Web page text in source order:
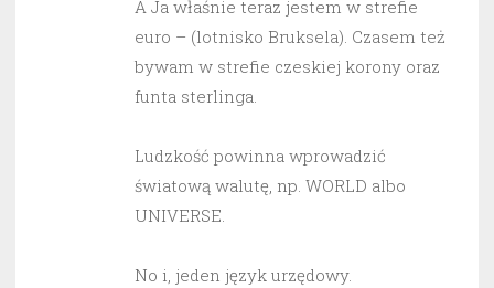
A Ja właśnie teraz jestem w strefie
euro – (lotnisko Bruksela). Czasem też
bywam w strefie czeskiej korony oraz
funta sterlinga.
Ludzkość powinna wprowadzić
światową walutę, np. WORLD albo
UNIVERSE.
No i, jeden język urzędowy.